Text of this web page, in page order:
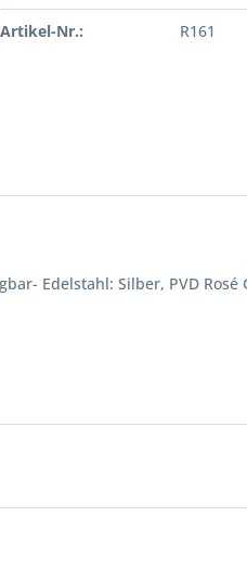
Artikel-Nr.: R161
Edelstahl: Silber, PVD Rosé